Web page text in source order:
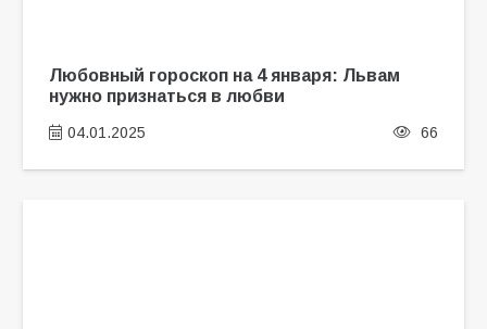
Любовный гороскоп на 4 января: Львам
нужно признаться в любви
04.01.2025 66